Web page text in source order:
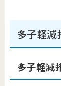
多子軽減
多子軽減